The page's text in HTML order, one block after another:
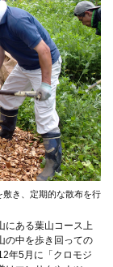
き、定期的な散布を行
にある葉山コース上
の中を歩き回っての
年5月に「クロモジ